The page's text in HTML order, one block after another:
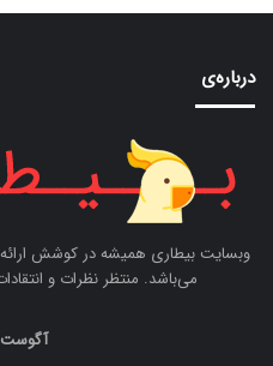
درباره‌ی
وبسایت بیطاری همیشه در کوشش
می‌باشد. منتظر نظرات و
آگوست